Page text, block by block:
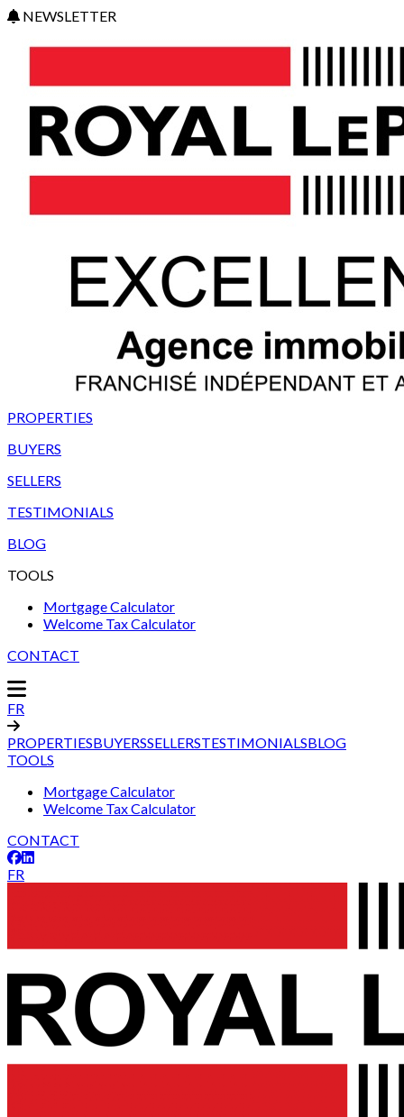
NEWSLETTER
PROPERTIES
BUYERS
SELLERS
TESTIMONIALS
BLOG
TOOLS
Mortgage Calculator
Welcome Tax Calculator
CONTACT
FR
PROPERTIESBUYERSSELLERSTESTIMONIALSBLOG
TOOLS
Mortgage Calculator
Welcome Tax Calculator
CONTACT
FR